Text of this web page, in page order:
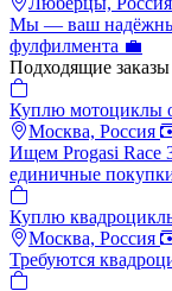
Мы — ваш
фулфилмента 💼
Подходящие заказы
Куплю мотоциклы
Москва, Россия
Ищем Progasi Race
единичные
Куплю
Москва, Россия
Требуются